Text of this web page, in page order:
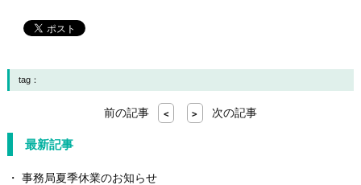
tag：
前の記事 < > 次の記事
最新記事
事務局夏季休業のお知らせ